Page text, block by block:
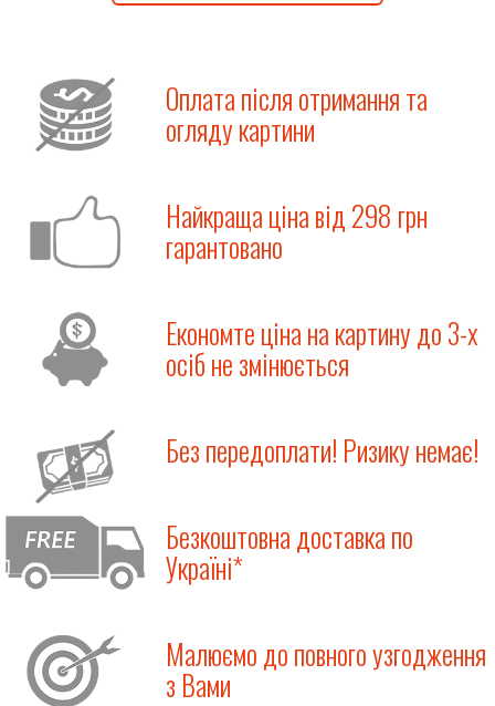
Оплата після отримання та
огляду картини
Найкраща ціна від 298 грн
гарантовано
Економте ціна на картину до 3-х
осіб не змінюється
Без передоплати! Ризику немає!
Безкоштовна доставка по
Україні*
Малюємо до повного узгодження
з Вами